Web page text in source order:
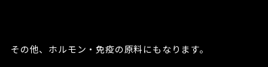
その他、ホルモン・免疫の原料にもなります。